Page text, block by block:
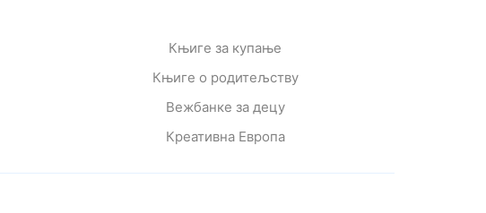
Књиге за купање
Књиге о родитељству
Вежбанке за децу
Креативна Европа